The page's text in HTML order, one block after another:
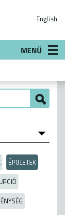
English
MENÜ
ÉPÜLETEK